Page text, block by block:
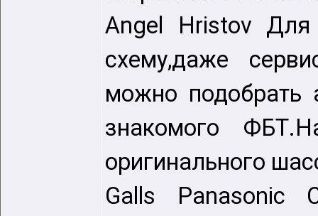
Angel Hristov Для
схему,даже
можно подобрать
знакомого
оригинального
Galls Panasonic